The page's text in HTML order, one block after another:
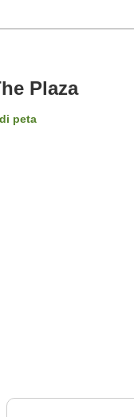
Plaza
peta